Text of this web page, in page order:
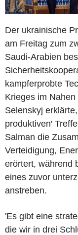
Der ukrainische
am Freitag zum
Saudi-Arabien
kampferprobte
Krieges im
Selenskyj
produktiven'
Salman die
Verteidigung,
erörtert, während
eines zuvor
anstreben.
'Es gibt eine
die wir in drei